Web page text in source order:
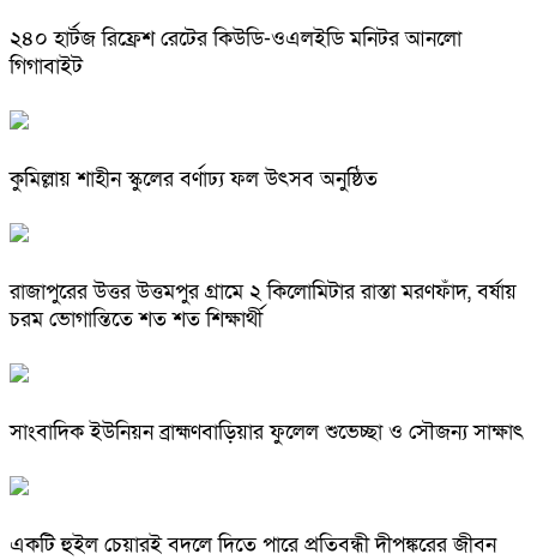
২৪০ হার্টজ রিফ্রেশ রেটের কিউডি-ওএলইডি মনিটর আনলো
গিগাবাইট
কুমিল্লায় শাহীন স্কুলের বর্ণাঢ্য ফল উৎসব অনুষ্ঠিত
রাজাপুরের উত্তর উত্তমপুর গ্রামে ২ কিলোমিটার রাস্তা মরণফাঁদ, বর্ষায়
চরম ভোগান্তিতে শত শত শিক্ষার্থী
সাংবাদিক ইউনিয়ন ব্রাহ্মণবাড়িয়ার ফুলেল শুভেচ্ছা ও সৌজন্য সাক্ষাৎ
একটি হুইল চেয়ারই বদলে দিতে পারে প্রতিবন্ধী দীপঙ্করের জীবন